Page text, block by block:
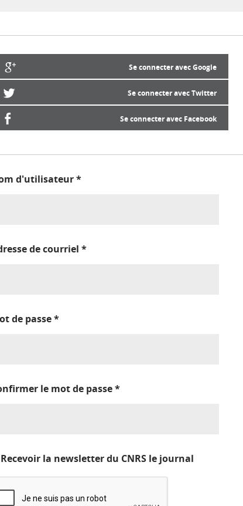
Se connecter avec Google
Se connecter avec Twitter
Se connecter avec Facebook
d'utilisateur*
de courriel *
de passe*
le mot de passe*
Recevoir la newsletter du CNRS le journal